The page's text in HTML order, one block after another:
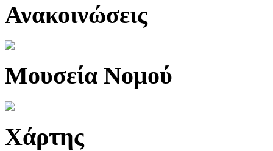
Ανακοινώσεις
Μουσεία Νομού
Χάρτης